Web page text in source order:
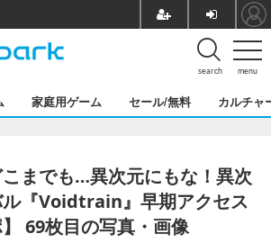
menu
search
家庭用ゲーム セール/無料 カルチャ
までも…異次元にもな！異次
ル『Voidtrain』早期アクセス
69枚目の写真・画像